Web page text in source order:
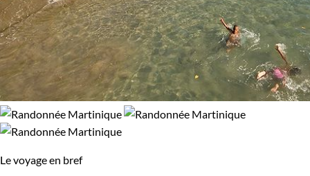
Le voyage en bref